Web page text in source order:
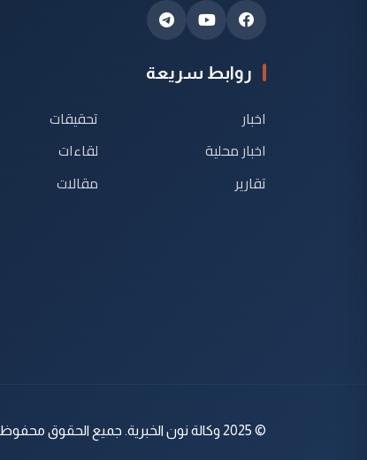
روابط سريعة
اخبار
اخبار محلية
تقارير
تحقيقات
لقاءات
مقالات
© 2025 وكالة نون الخبرية. جميع الحقوق محفوظة.